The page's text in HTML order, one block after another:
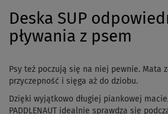
Deska SUP
pływania z psem
Psy też poczują się na niej pewnie. Mata
przyczepność i sięga aż do dziobu.
Dzięki wyjątkowo długiej piankowej
PADDLENAUT idealnie sprawdza się